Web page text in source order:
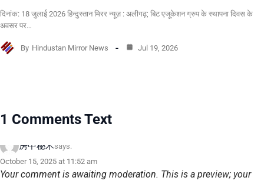
दिनांक: 18 जुलाई 2026 हिन्दुस्तान मिरर न्यूज़ : अलीगढ़; बिट एजूकेशन ग्रुप के स्थापना दिवस के
अवसर पर…
By Hindustan Mirror News Jul 19, 2026
1 Comments Text
房中秘术says:
October 15, 2025 at 11:52 am
Your comment is awaiting moderation. This is a preview; your